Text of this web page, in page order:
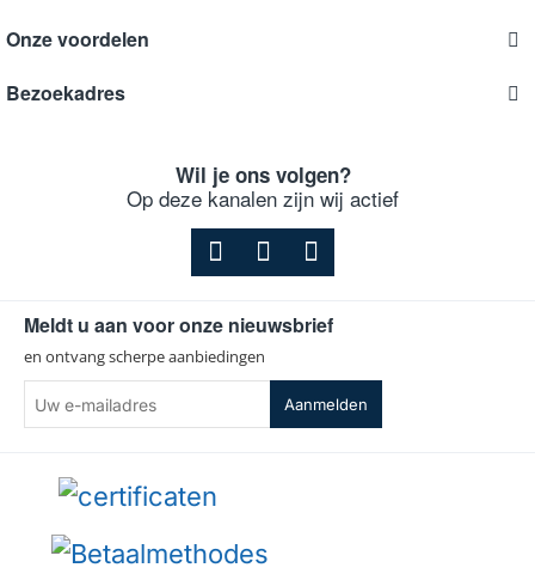
Onze voordelen
Bezoekadres
Wil je ons volgen?
Op deze kanalen zijn wij actief
Meldt u aan voor onze nieuwsbrief
en ontvang scherpe aanbiedingen
e-
mailadres
Aanmelden